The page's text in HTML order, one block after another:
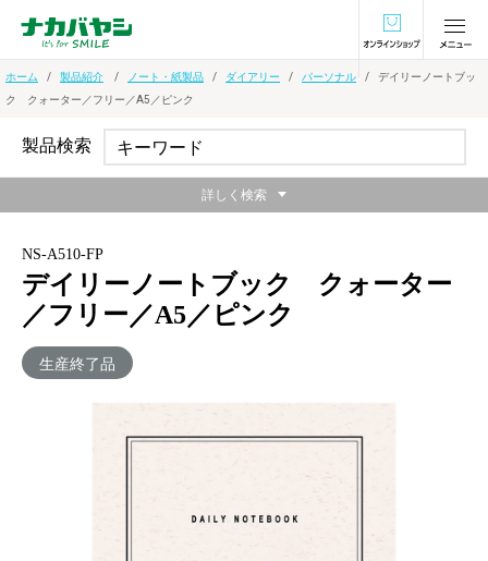
オンラインショ
ホーム 製品紹介 ノート・紙製品 ダイアリー パーソナル
デイリーノートブッ
ク クォーター／フリー／A5／ピンク
NS-A510-FP
デイリーノートブック クォーター
／フリー／A5／ピンク
生産終了品
製品検索
詳しく検索